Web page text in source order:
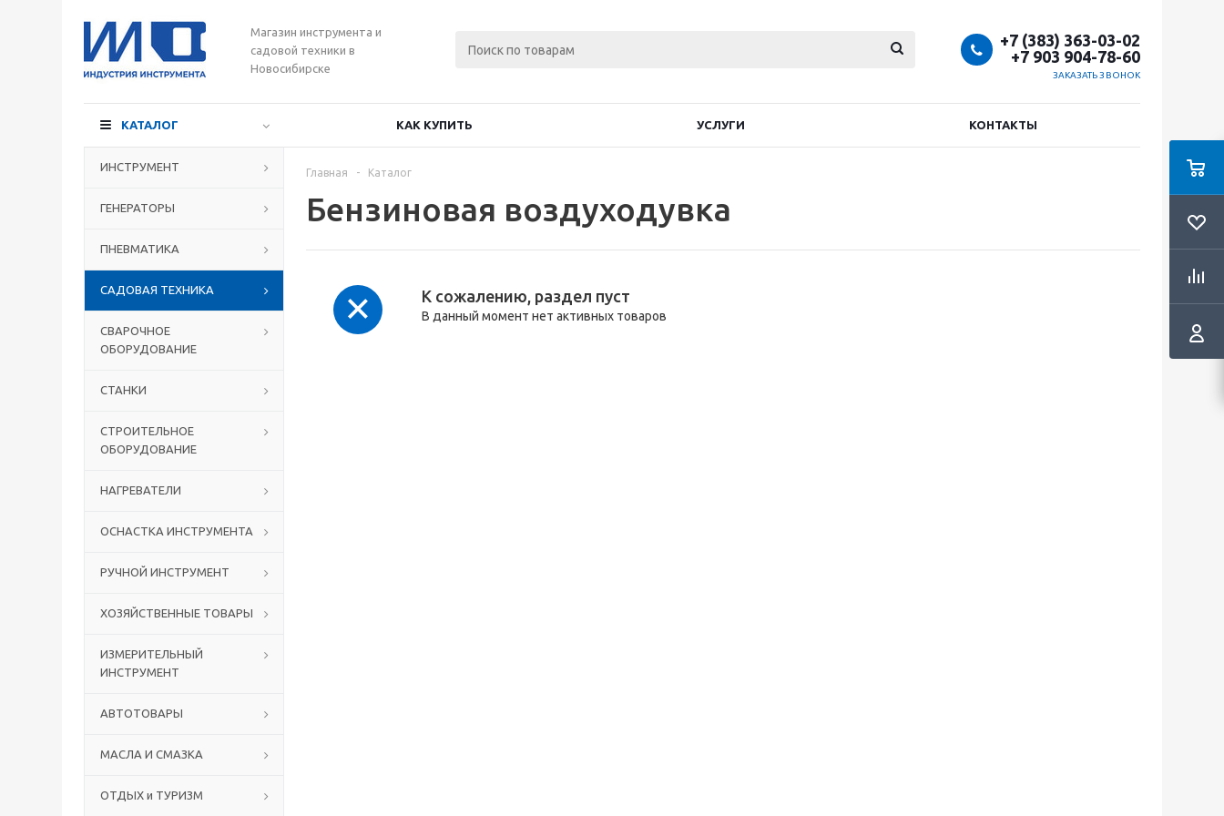
Магазин инструмента и
садовой техники в
Новосибирске
+7 (383) 363-03-02
+7 903 904-78-60
ЗАКАЗАТЬ ЗВОНОК
КАТАЛОГ КАК КУПИТЬ УСЛУГИ КОНТАКТЫ
ИНСТРУМЕНТ
ГЕНЕРАТОРЫ
ПНЕВМАТИКА
САДОВАЯ ТЕХНИКА
СВАРОЧНОЕ
ОБОРУДОВАНИЕ
СТАНКИ
СТРОИТЕЛЬНОЕ
ОБОРУДОВАНИЕ
НАГРЕВАТЕЛИ
ОСНАСТКА ИНСТРУМЕНТА
РУЧНОЙ ИНСТРУМЕНТ
ХОЗЯЙСТВЕННЫЕ ТОВАРЫ
ИЗМЕРИТЕЛЬНЫЙ
ИНСТРУМЕНТ
АВТОТОВАРЫ
МАСЛА И СМАЗКА
ОТДЫХ и ТУРИЗМ
Главная - Каталог
Бензиновая воздуходувка
К сожалению, раздел пуст
В данный момент нет активных товаров